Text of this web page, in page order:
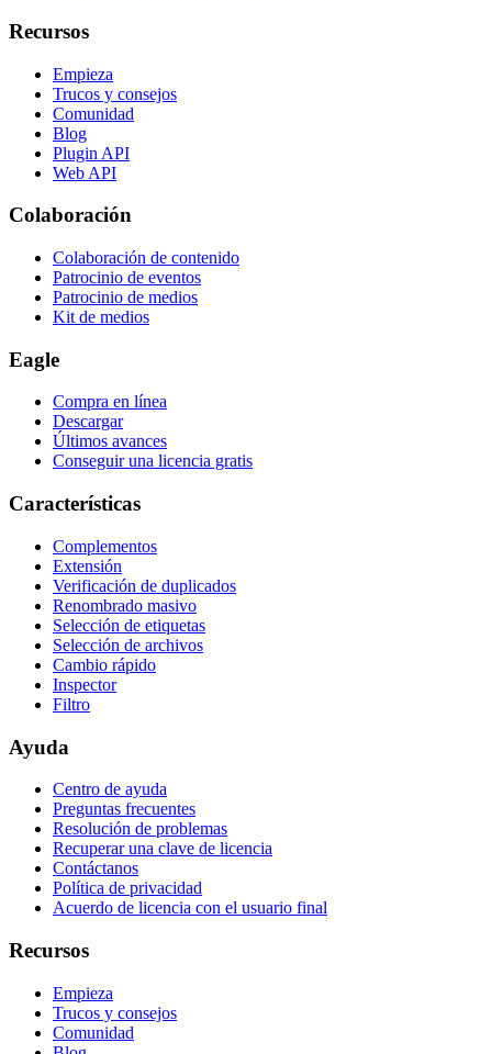
Recursos
Empieza
Trucos y consejos
Comunidad
Blog
Plugin API
Web API
Colaboración
Colaboración de contenido
Patrocinio de eventos
Patrocinio de medios
Kit de medios
Eagle
Compra en línea
Descargar
Últimos avances
Conseguir una licencia gratis
Características
Complementos
Extensión
Verificación de duplicados
Renombrado masivo
Selección de etiquetas
Selección de archivos
Cambio rápido
Inspector
Filtro
Ayuda
Centro de ayuda
Preguntas frecuentes
Resolución de problemas
Recuperar una clave de licencia
Contáctanos
Política de privacidad
Acuerdo de licencia con el usuario final
Recursos
Empieza
Trucos y consejos
Comunidad